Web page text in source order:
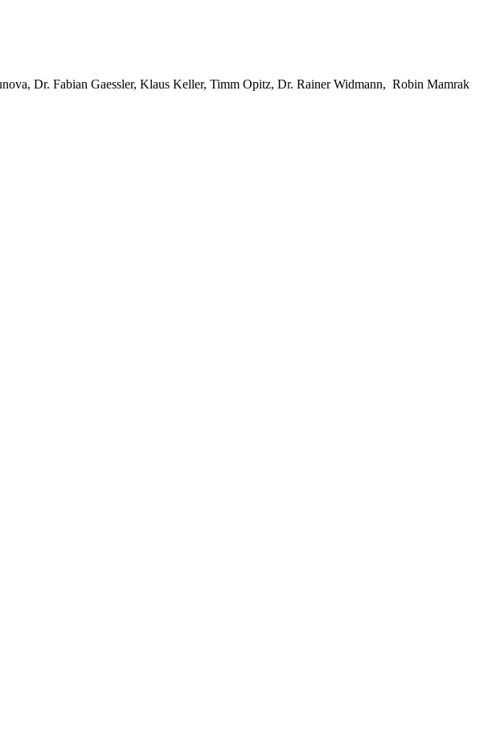
Dr. Fabian Gaessler, Klaus Keller, Timm Opitz, Dr. Rainer Widmann, Robin Mamrak